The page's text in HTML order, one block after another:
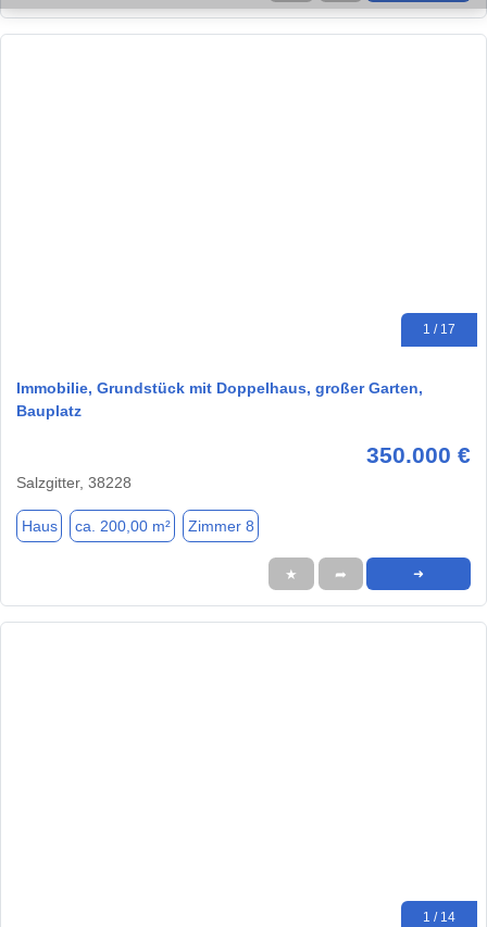
1 / 17
Immobilie, Grundstück mit Doppelhaus, großer Garten,
Bauplatz
350.000 €
Salzgitter, 38228
Haus ca. 200,00 m² Zimmer 8
★ ➦ ➜
1 / 14